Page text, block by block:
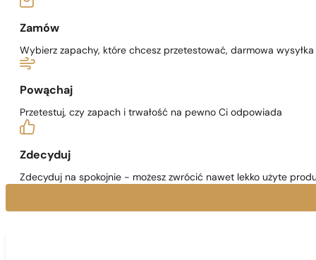
Zamów
Wybierz zapachy, które chcesz przetestować, darmowa wysyłka
Powąchaj
Przetestuj, czy zapach i trwałość na pewno Ci odpowiada
Zdecyduj
Zdecyduj na spokojnie - możesz zwrócić nawet lekko użyte